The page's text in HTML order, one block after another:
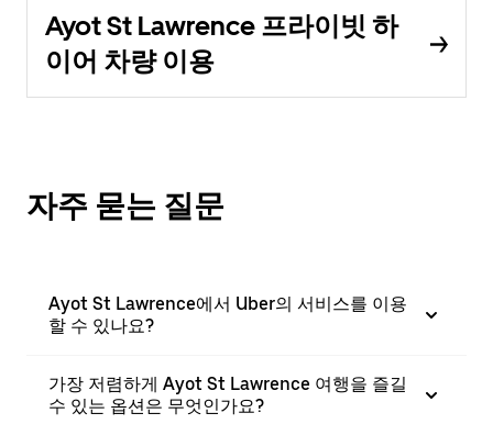
Ayot St Lawrence 프라이빗 하
이어 차량 이용
자주 묻는 질문
Ayot St Lawrence에서 Uber의 서비스를 이용
할 수 있나요?
가장 저렴하게 Ayot St Lawrence 여행을 즐길
수 있는 옵션은 무엇인가요?